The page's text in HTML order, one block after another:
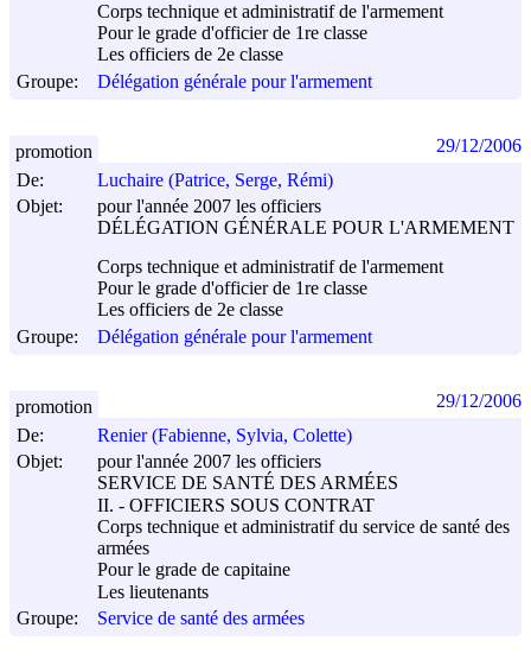
Corps technique et administratif de l'armement
Pour le grade d'officier de 1re classe
Les officiers de 2e classe
Groupe:
Délégation générale pour l'armement
De:
Luchaire (Patrice, Serge, Rémi)
Objet:
pour l'année 2007 les officiers
DÉLÉGATION GÉNÉRALE POUR L'ARMEMENT
Corps technique et administratif de l'armement
Pour le grade d'officier de 1re classe
Les officiers de 2e classe
Groupe:
Délégation générale pour l'armement
promotion 29/12/2006
De:
Renier (Fabienne, Sylvia, Colette)
Objet:
pour l'année 2007 les officiers
SERVICE DE SANTÉ DES ARMÉES
II. - OFFICIERS SOUS CONTRAT
Corps technique et administratif du service de santé des
armées
Pour le grade de capitaine
Les lieutenants
Groupe:
Service de santé des armées
promotion 29/12/2006